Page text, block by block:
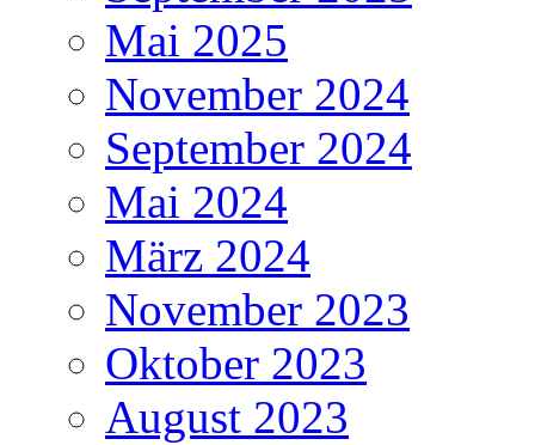
Mai 2025
November 2024
September 2024
Mai 2024
März 2024
November 2023
Oktober 2023
August 2023